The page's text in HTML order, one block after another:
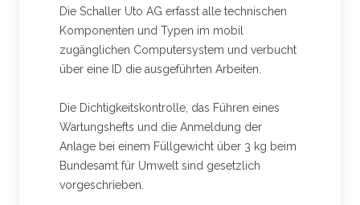
Die Schaller Uto AG erfasst alle technischen
Komponenten und Typen im mobil
zugänglichen Computersystem und verbucht
über eine ID die ausgeführten Arbeiten.
Die Dichtigkeitskontrolle, das Führen eines
Wartungshefts und die Anmeldung der
Anlage bei einem Füllgewicht über 3 kg beim
Bundesamt für Umwelt sind gesetzlich
vorgeschrieben.